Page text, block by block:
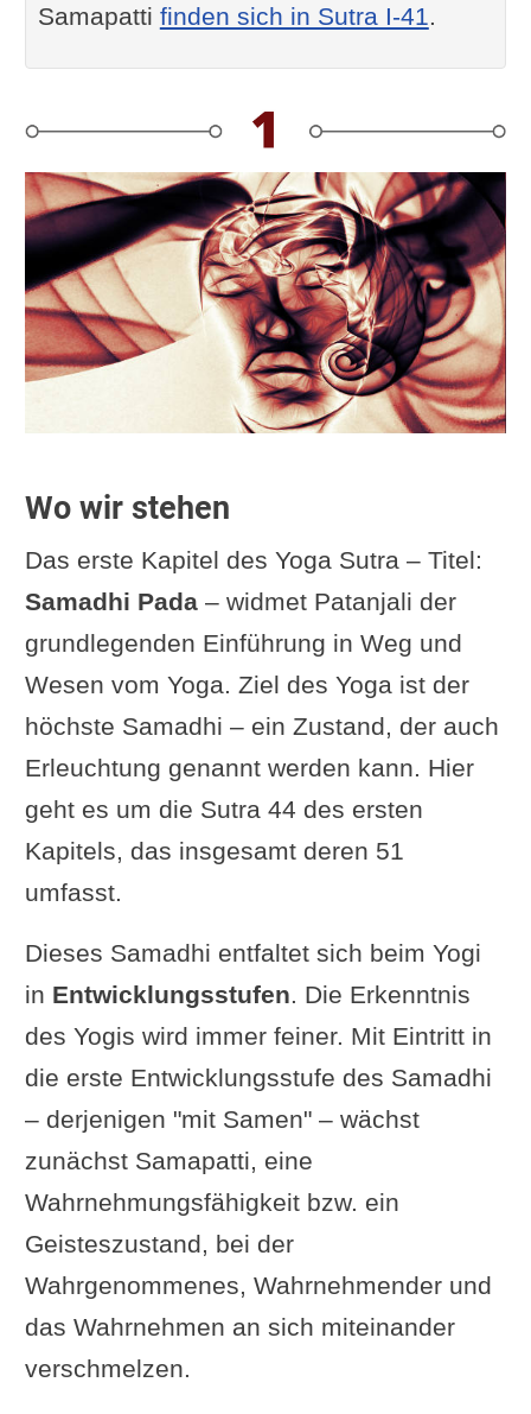
Samapatti finden sich in Sutra I-41.
Wo wir stehen
Das erste Kapitel des Yoga Sutra – Titel:
Samadhi Pada– widmet Patanjali der
grundlegenden Einführung in Weg und
Wesen vom Yoga. Ziel des Yoga ist der
höchste Samadhi – ein Zustand, der auch
Erleuchtung genannt werden kann. Hier
geht es um die Sutra 44 des ersten
Kapitels, das insgesamt deren 51
umfasst.
Dieses Samadhi entfaltet sich beim Yogi
in Entwicklungsstufen. Die Erkenntnis
des Yogis wird immer feiner. Mit Eintritt in
die erste Entwicklungsstufe des Samadhi
– derjenigen "mit Samen" – wächst
zunächst Samapatti, eine
Wahrnehmungsfähigkeit bzw. ein
Geisteszustand, bei der
Wahrgenommenes, Wahrnehmender und
das Wahrnehmen an sich miteinander
verschmelzen.